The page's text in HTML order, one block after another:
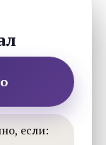
если: